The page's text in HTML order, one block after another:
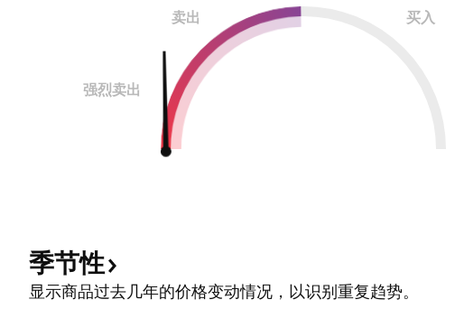
卖出 买入
强烈卖出
季节性
显示商品过去几年的价格变动情况，以识别重复趋势。